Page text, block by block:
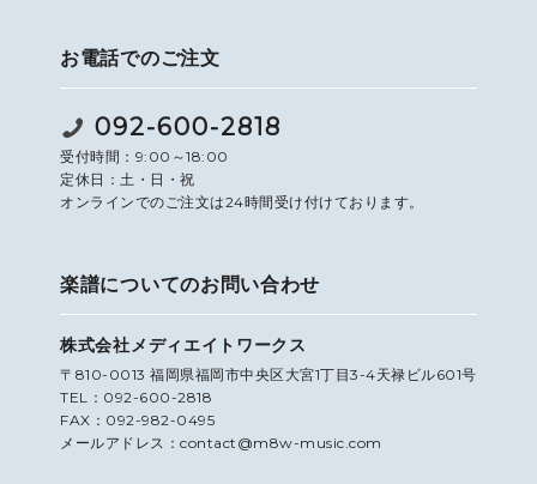
お電話でのご注文
092-600-2818
受付時間：9:00～18:00
定休日：土・日・祝
オンラインでのご注文は24時間受け付けております。
楽譜についてのお問い合わせ
株式会社メディエイトワークス
〒810-0013 福岡県福岡市中央区大宮1丁目3-4天禄ビル601号
TEL：092-600-2818
FAX：092-982-0495
メールアドレス：contact@m8w-music.com